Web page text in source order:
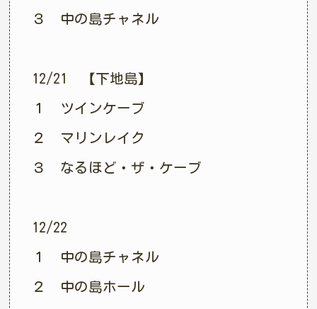
３ 中の島チャネル
12/21 【下地島】
１ ツインケーブ
２ マリンレイク
３ なるほど・ザ・ケーブ
12/22
１ 中の島チャネル
２ 中の島ホール